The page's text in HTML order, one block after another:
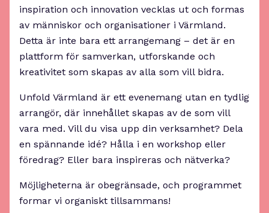
inspiration och innovation vecklas ut och formas
av människor och organisationer i Värmland.
Detta är inte bara ett arrangemang – det är en
plattform för samverkan, utforskande och
kreativitet som skapas av alla som vill bidra.
Unfold Värmland är ett evenemang utan en tydlig
arrangör, där innehållet skapas av de som vill
vara med. Vill du visa upp din verksamhet? Dela
en spännande idé? Hålla i en workshop eller
föredrag? Eller bara inspireras och nätverka?
Möjligheterna är obegränsade, och programmet
formar vi organiskt tillsammans!